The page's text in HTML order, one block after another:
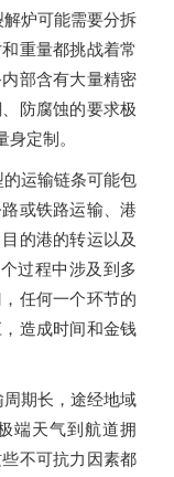
炉可能需要分拆
重量都挑战着常
部含有大量精密
防腐蚀的要求极
定制。
运输链条可能包
或铁路运输、港
的港的转运以及
过程中涉及到多
任何一个环节的
造成时间和金钱
周期长，途经地域
端天气到航道拥
不可抗力因素都